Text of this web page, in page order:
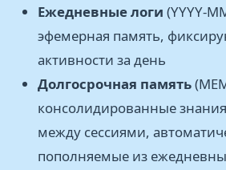
Ежедневные логи (YYYY-
эфемерная память,
активности за день
Долгосрочная память
консолидированные
между сессиями,
пополняемые из